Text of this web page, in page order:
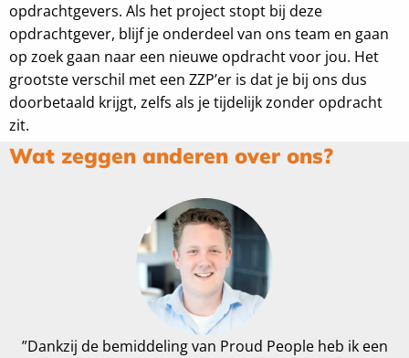
opdrachtgevers. Als het project stopt bij deze
opdrachtgever, blijf je onderdeel van ons team en gaan
op zoek gaan naar een nieuwe opdracht voor jou. Het
grootste verschil met een ZZP’er is dat je bij ons dus
doorbetaald krijgt, zelfs als je tijdelijk zonder opdracht
zit.
Wat zeggen anderen over ons?
”Dankzij de bemiddeling van Proud People heb ik een